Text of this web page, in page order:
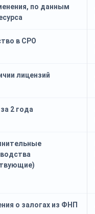
по данным
в СРО
лицензий
2 года
о залогах из ФНП